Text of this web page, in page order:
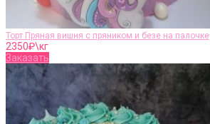
Торт Пряная вишня с пряником и безе на палочке
2350₽\кг
Заказать